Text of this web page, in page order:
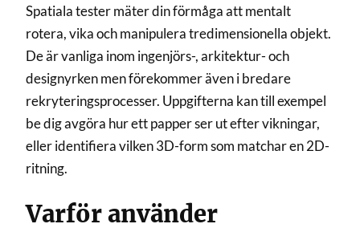
Spatiala tester mäter din förmåga att mentalt
rotera, vika och manipulera tredimensionella objekt.
De är vanliga inom ingenjörs-, arkitektur- och
designyrken men förekommer även i bredare
rekryteringsprocesser. Uppgifterna kan till exempel
be dig avgöra hur ett papper ser ut efter vikningar,
eller identifiera vilken 3D-form som matchar en 2D-
ritning.
Varför använder